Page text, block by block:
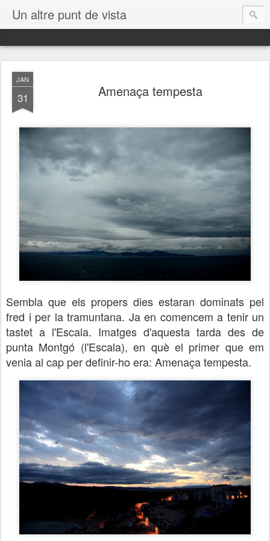
Un altre punt de vista
JAN
31 Amenaça tempesta
Sembla que els propers dies estaran dominats pel
fred i per la tramuntana. Ja en comencem a tenir un
tastet a l'Escala. Imatges d'aquesta tarda des de
punta Montgó (l'Escala), en què el primer que em
venia al cap per definir-ho era: Amenaça tempesta.